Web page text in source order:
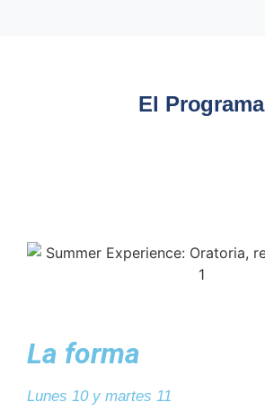
El Programa
La forma
Lunes 10 y martes 11